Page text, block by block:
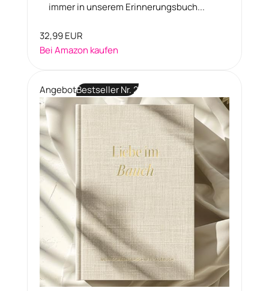
immer in unserem Erinnerungsbuch...
32,99 EUR
Bei Amazon kaufen
AngebotBestseller Nr. 2